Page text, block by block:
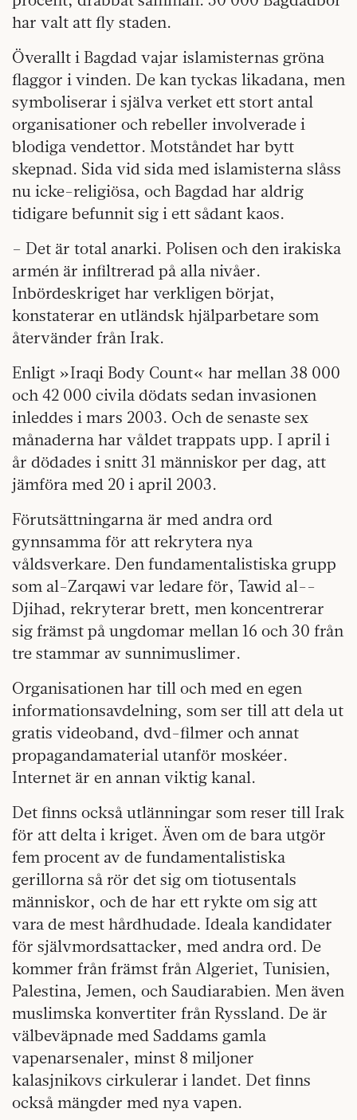
har valt att fly staden.
Överallt i Bagdad vajar islamisternas gröna
flaggor i vinden. De kan tyckas likadana, men
symboliserar i själva verket ett stort antal
organisationer och rebeller involverade i
blodiga vendettor. Motståndet har bytt
skepnad. Sida vid sida med islamisterna slåss
nu icke-religiösa, och Bagdad har aldrig
tidigare befunnit sig i ett sådant kaos.
– Det är total anarki. Polisen och den irakiska
armén är infiltrerad på alla nivåer.
Inbördeskriget har verkligen börjat,
konstaterar en utländsk hjälparbetare som
återvänder från Irak.
Enligt »Iraqi Body Count« har mellan 38 000
och 42 000 civila dödats sedan invasionen
inleddes i mars 2003. Och de senaste sex
månaderna har våldet trappats upp. I april i
år dödades i snitt 31 människor per dag, att
jämföra med 20 i april 2003.
Förutsättningarna är med andra ord
gynnsamma för att rekrytera nya
våldsverkare. Den fundamentalistiska grupp
som al-Zarqawi var ledare för, Tawid al-­
Djihad, rekryterar brett, men koncentrerar
sig främst på ungdomar mellan 16 och 30 från
tre stammar av sunnimuslimer.
Organisationen har till och med en egen
informationsavdelning, som ser till att dela ut
gratis videoband, dvd-filmer och annat
propagandamaterial utanför moskéer.
Internet är en annan viktig kanal.
Det finns också utlänningar som ­reser till Irak
för att delta i kriget. Även om de bara utgör
fem procent av de fundamentalistiska
gerillorna så rör det sig om ­tiotusentals
människor, och de har ett rykte om sig att
vara de mest hård­hudade. Ideala kandidater
för självmordsattacker, med andra ord. De
kommer från främst från Algeriet, Tunisien,
Palestina, Jemen, och Saudiarabien. Men även
muslimska kon­vertiter från Ryssland. De är
väl­­be­väpnade med Saddams gamla
vapenarsenaler, minst 8 miljoner
kalasjnikovs cirkulerar i landet. Det finns
också mängder med nya vapen.